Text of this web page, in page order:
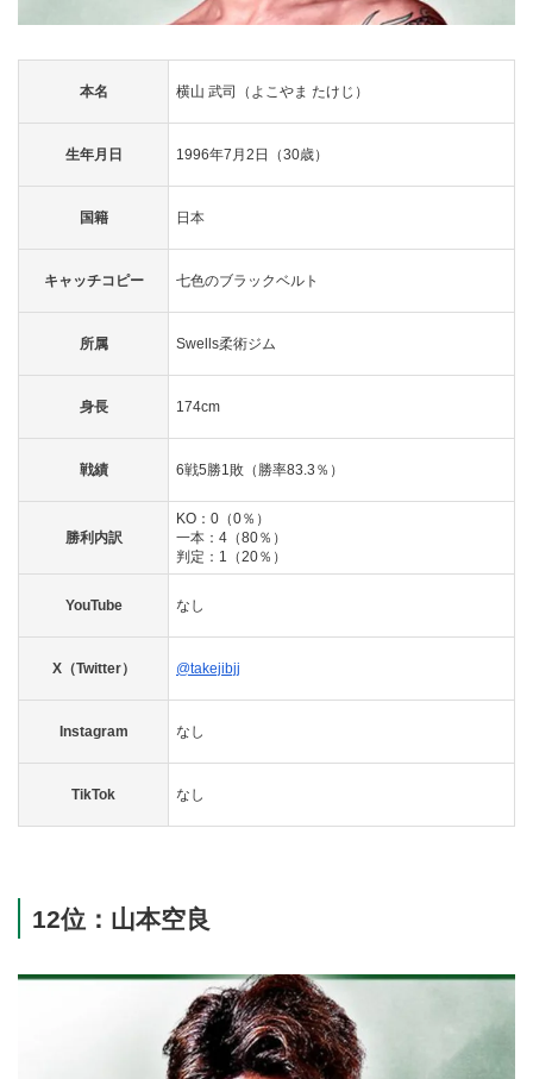
本名 横山 武司（よこやま たけじ）
生年月日 1996年7月2日（30歳）
国籍 日本
キャッチコピー 七色のブラックベルト
所属 Swells柔術ジム
身長 174cm
戦績 6戦5勝1敗（勝率83.3％）
勝利内訳
KO：0（0％）
一本：4（80％）
判定：1（20％）
YouTube なし
X（Twitter） @takejibjj
Instagram なし
TikTok なし
12位：山本空良